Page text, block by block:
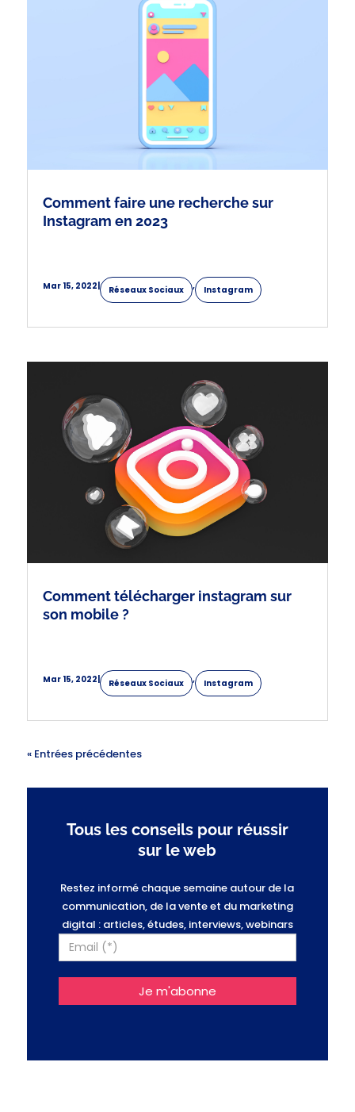
Comment faire une recherche sur
Instagram en 2023
Mar 15, 2022| Réseaux Sociaux , Instagram
Comment télécharger instagram sur
son mobile ?
Mar 15, 2022 Réseaux Sociaux , Instagram
« Entrées précédentes
Tous les conseils pour réussir
sur le web
Restez informé chaque semaine autour de la
communication, de la vente et du marketing
digital : articles, études, interviews, webinars